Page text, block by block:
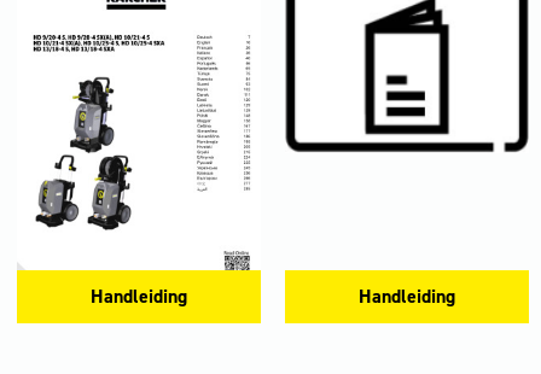
Handleiding Handleiding